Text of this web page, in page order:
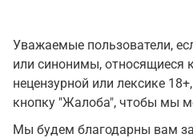
Уважаемые пользователи,
или синонимы, относящиеся
нецензурной или лексике
кнопку "Жалоба", чтобы мы
Мы будем благодарны вам